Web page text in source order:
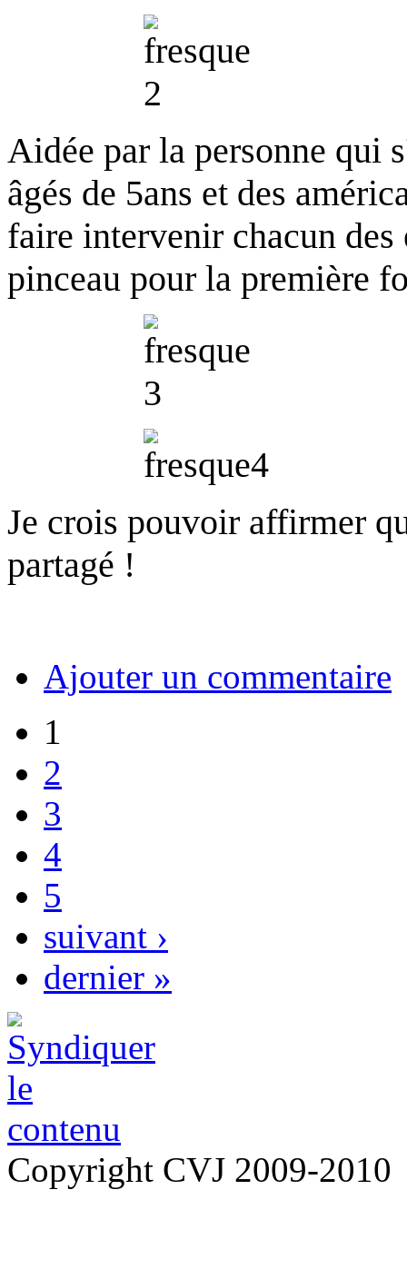
Aidée par la personne qui
âgés de 5ans et des
faire intervenir chacun
pinceau pour la première
Je crois pouvoir affirmer
partagé !
Ajouter un commentaire
1
2
3
4
5
suivant ›
dernier »
Copyright CVJ 2009-2010